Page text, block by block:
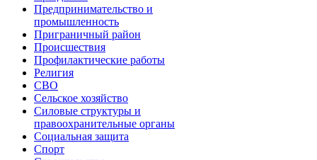
Предпринимательство и
промышленность
Приграничный район
Происшествия
Профилактические работы
Религия
СВО
Сельское хозяйство
Силовые структуры и
правоохранительные органы
Социальная защита
Спорт